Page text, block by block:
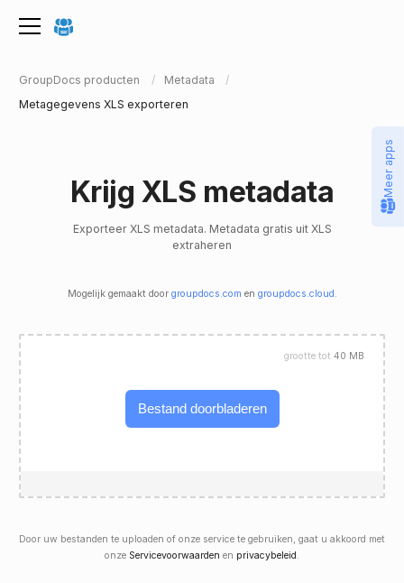
GroupDocs producten
Metadata
Metagegevens XLS exporteren
Krijg XLS metadata
Exporteer XLS metadata. Metadata gratis uit XLS
extraheren
Mogelijk gemaakt door groupdocs.com en groupdocs.cloud .
Bestand doorbladeren
grootte tot 40 MB
Door uw bestanden te uploaden of onze service te gebruiken, gaat u akkoord met
onze Servicevoorwaarden en privacybeleid.
Meer apps